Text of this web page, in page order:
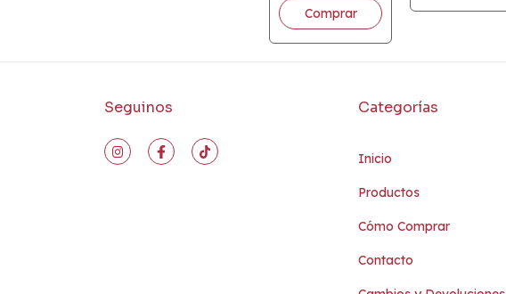
Seguinos Categorías
Inicio
Productos
Cómo Comprar
Contacto